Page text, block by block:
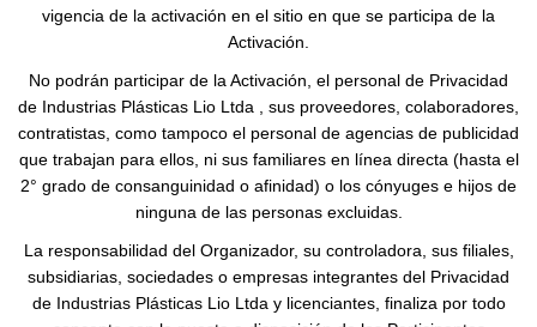
vigencia de la activación en el sitio en que se participa de la
Activación.
No podrán participar de la Activación, el personal de Privacidad
de Industrias Plásticas Lio Ltda , sus proveedores, colaboradores,
contratistas, como tampoco el personal de agencias de publicidad
que trabajan para ellos, ni sus familiares en línea directa (hasta el
2° grado de consanguinidad o afinidad) o los cónyuges e hijos de
ninguna de las personas excluidas.
La responsabilidad del Organizador, su controladora, sus filiales,
subsidiarias, sociedades o empresas integrantes del Privacidad
de Industrias Plásticas Lio Ltda y licenciantes, finaliza por todo